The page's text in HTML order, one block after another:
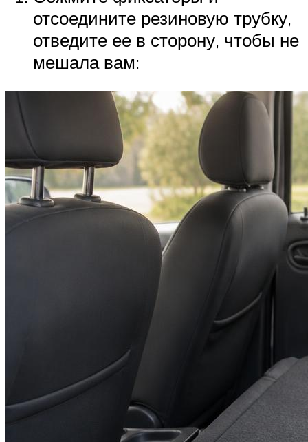
отсоедините резиновую трубку,
отведите ее в сторону, чтобы не
мешала вам: